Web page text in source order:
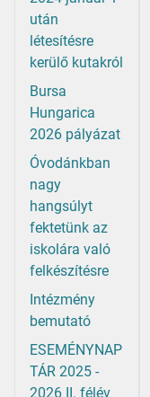
után
létesítésre
kerülő kutakról
Bursa
Hungarica
2026 pályázat
Óvodánkban
nagy
hangsúlyt
fektetünk az
iskolára való
felkészítésre
Intézmény
bemutató
ESEMÉNYNAP
TÁR 2025 -
2026 II. félév